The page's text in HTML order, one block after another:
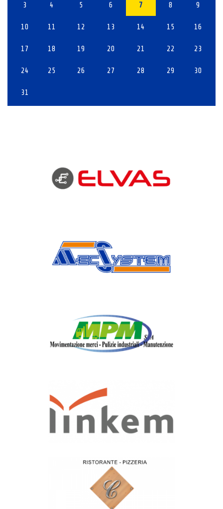
3 4 5 6 7 8 9
10 11 12 13 14 15 16
17 18 19 20 21 22 23
24 25 26 27 28 29 30
31